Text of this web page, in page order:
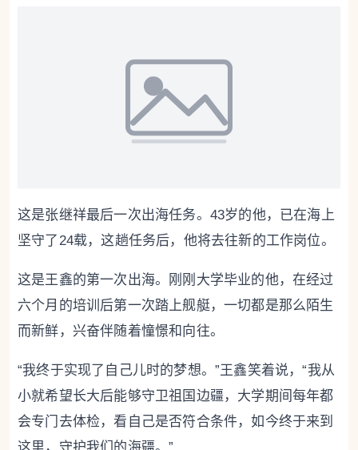
这是张继祥最后一次出海任务。43岁的他，已在海上
坚守了24载，这趟任务后，他将去往新的工作岗位。
这是王鑫的第一次出海。刚刚大学毕业的他，在经过
六个月的培训后第一次踏上舰艇，一切都是那么陌生
而新鲜，兴奋伴随着憧憬和向往。
“我终于实现了自己儿时的梦想。”王鑫笑着说，“我从
小就希望长大后能够守卫祖国边疆，大学期间每年都
会专门去体检，看自己是否符合条件，如今终于来到
这里，守护我们的海疆。”